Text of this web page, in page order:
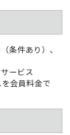
条件あり）、
ービス
会員料金で